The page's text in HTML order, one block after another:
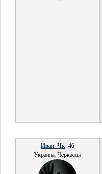
Иван_Чк, 46
Украина, Черкассы